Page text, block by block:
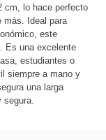
cm, lo hace perfecto
más. Ideal para
este
Es una excelente
estudiantes o
siempre a mano y
una larga